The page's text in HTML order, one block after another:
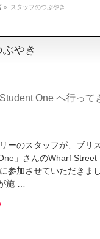
» スタッフのつぶやき
やき
One へ行って
ーのスタッフが、ブリ
」さんのWharf Street
参加させていただきま
施 …